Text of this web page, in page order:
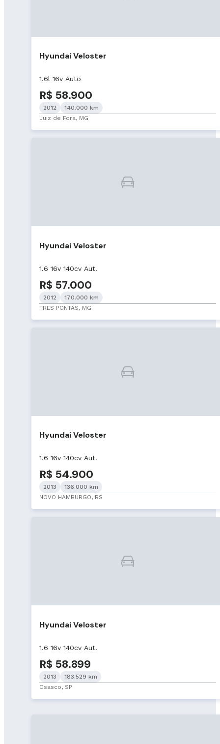
Hyundai Veloster
1.6l 16v Auto
R$ 58.900
2012
140.000 km
Juiz de Fora, MG
Hyundai Veloster
1.6 16v 140cv Aut.
R$ 57.000
2012
170.000 km
TRES PONTAS, MG
Hyundai Veloster
1.6 16v 140cv Aut.
R$ 54.900
2013
136.000 km
NOVO HAMBURGO, RS
Hyundai Veloster
1.6 16v 140cv Aut.
R$ 58.899
2013
183.529 km
Osasco, SP